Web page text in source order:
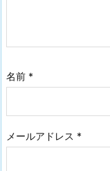
名前 *
メールアドレス *